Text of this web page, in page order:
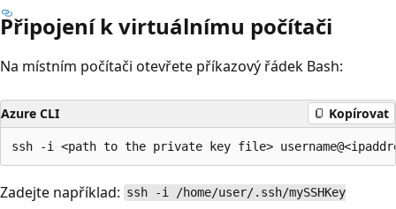
Připojení k virtuálnímu počítači
Na místním počítači otevřete příkazový řádek Bash:
Azure CLI Kopírovat
Zadejte například: ssh -i /home/user/.ssh/mySSHKey